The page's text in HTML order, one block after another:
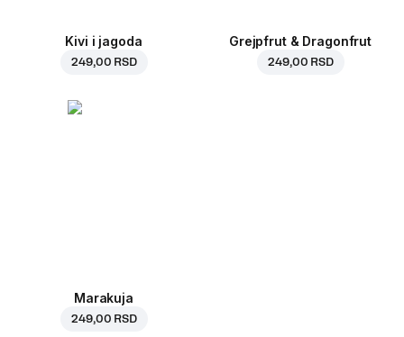
Kivi i jagoda
249,00 RSD
Grejpfrut & Dragonfrut
249,00 RSD
Marakuja
249,00 RSD